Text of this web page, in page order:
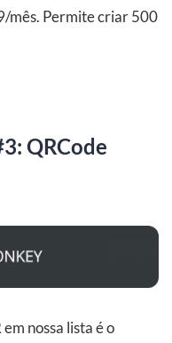
mês. Permite criar 500
QRCode
nossa lista é o